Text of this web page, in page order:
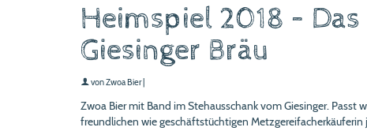
Heimspiel 2018 –
Giesinger Bräu
vonZwoa Bier
Zwoa Bier mit Band im Stehausschank vom Giesinger.
freundlichen wie geschäftstüchtigen Metzgereifacherkäuferin